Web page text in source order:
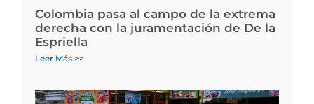
Colombia pasa al campo de la extrema
derecha con la juramentación de De la
Espriella
Leer Más >>